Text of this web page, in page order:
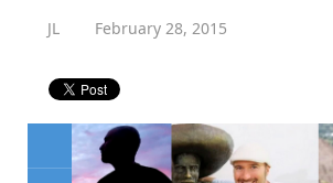
JL February 28, 2015